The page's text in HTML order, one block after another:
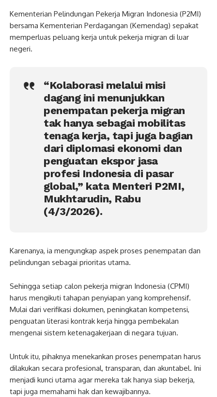
Kementerian Pelindungan Pekerja Migran Indonesia (P2MI)
bersama Kementerian Perdagangan (Kemendag) sepakat
memperluas peluang kerja untuk pekerja migran di luar
negeri.
“Kolaborasi melalui misi
dagang ini menunjukkan
penempatan pekerja migran
tak hanya sebagai mobilitas
tenaga kerja, tapi juga bagian
dari diplomasi ekonomi dan
penguatan ekspor jasa
profesi Indonesia di pasar
global,” kata Menteri P2MI,
Mukhtarudin, Rabu
(4/3/2026).
Karenanya, ia mengungkap aspek proses penempatan dan
pelindungan sebagai prioritas utama.
Sehingga setiap calon pekerja migran Indonesia (CPMI)
harus mengikuti tahapan penyiapan yang komprehensif.
Mulai dari verifikasi dokumen, peningkatan kompetensi,
penguatan literasi kontrak kerja hingga pembekalan
mengenai sistem ketenagakerjaan di negara tujuan.
Untuk itu, pihaknya menekankan proses penempatan harus
dilakukan secara profesional, transparan, dan akuntabel. Ini
menjadi kunci utama agar mereka tak hanya siap bekerja,
tapi juga memahami hak dan kewajibannya.